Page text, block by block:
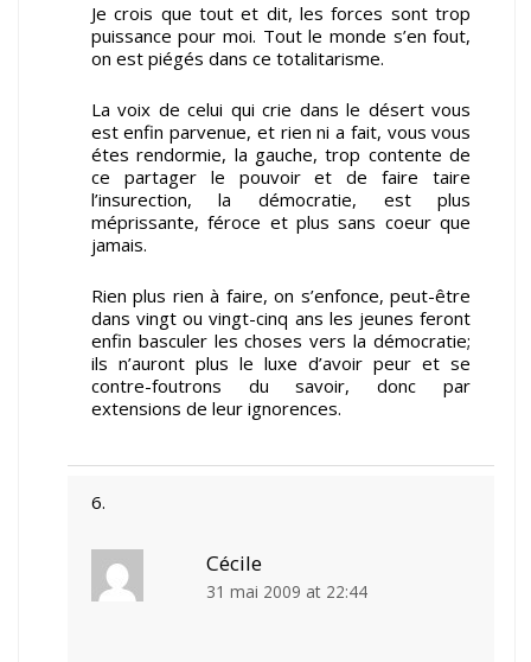
Je crois que tout et dit, les forces sont trop
puissance pour moi. Tout le monde s’en fout,
on est piégés dans ce totalitarisme.
La voix de celui qui crie dans le désert vous
est enfin parvenue, et rien ni a fait, vous vous
étes rendormie, la gauche, trop contente de
ce partager le pouvoir et de faire taire
l’insurection, la démocratie, est plus
méprissante, féroce et plus sans coeur que
jamais.
Rien plus rien à faire, on s’enfonce, peut-être
dans vingt ou vingt-cinq ans les jeunes feront
enfin basculer les choses vers la démocratie;
ils n’auront plus le luxe d’avoir peur et se
contre-foutrons du savoir, donc par
extensions de leur ignorences.
Cécile
31 mai 2009 at 22:44